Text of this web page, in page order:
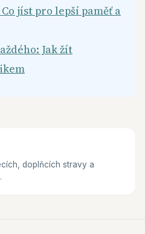
jíst pro lepší paměť a
Jak žít
doplňcích stravy a